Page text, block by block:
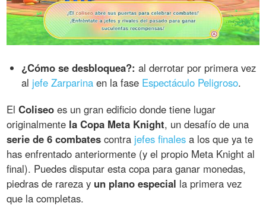
¿Cómo se desbloquea?: al derrotar por primera vez
al jefe Zarparina en la fase Espectáculo Peligroso.
ElColiseo es un gran edificio donde tiene lugar
originalmente la Copa Meta Knight, un desafío de una
serie de 6 combates contra jefes finales a los que ya te
has enfrentado anteriormente (y el propio Meta Knight al
final). Puedes disputar esta copa para ganar monedas,
piedras de rareza y un plano especial la primera vez
que la completas.